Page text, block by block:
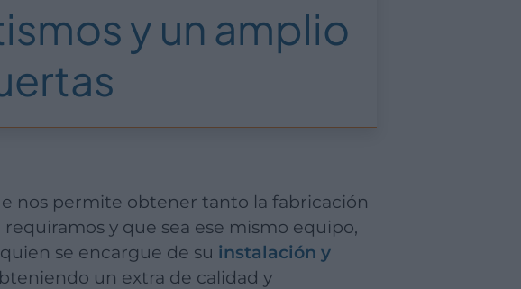
y un amplio
y que sea ese mismo equipo,
se encargue de su instalación y
un extra de calidad y